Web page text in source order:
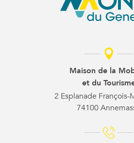
Maison de la
et du
2 Esplanade François-
74100